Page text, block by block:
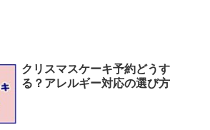
クリスマスケーキ予約どうす
る？アレルギー対応の選び方